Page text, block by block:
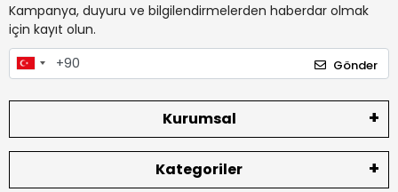
Kampanya, duyuru ve bilgilendirmelerden haberdar olmak
için kayıt olun.
Gönder
Kurumsal
Kategoriler